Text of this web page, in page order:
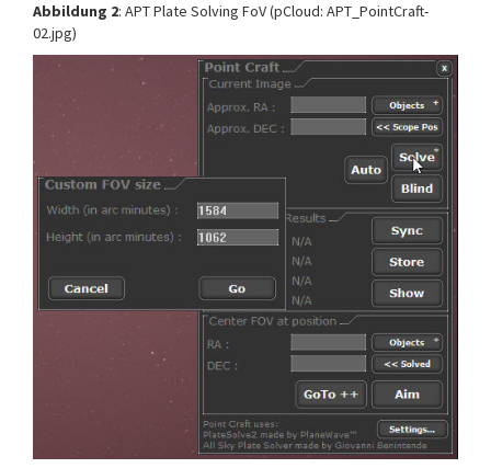
Abbildung 2: APT Plate Solving FoV (pCloud: APT_PointCraft-
02.jpg)